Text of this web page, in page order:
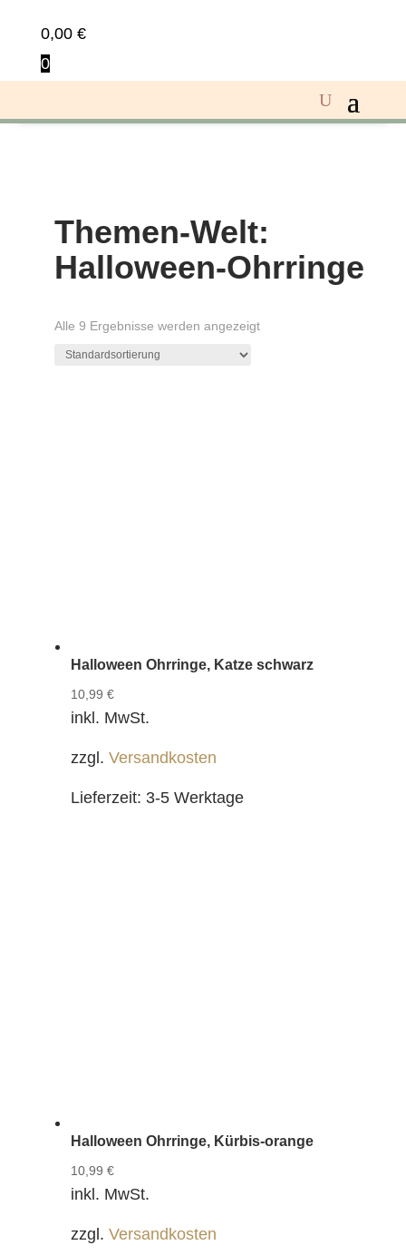
0,00 €
0
Themen-Welt:
Halloween-Ohrringe
Alle 9 Ergebnisse werden angezeigt
Halloween Ohrringe, Katze schwarz
10,99 €
inkl. MwSt.
zzgl. Versandkosten
Lieferzeit: 3-5 Werktage
Halloween Ohrringe, Kürbis-orange
10,99 €
inkl. MwSt.
zzgl. Versandkosten